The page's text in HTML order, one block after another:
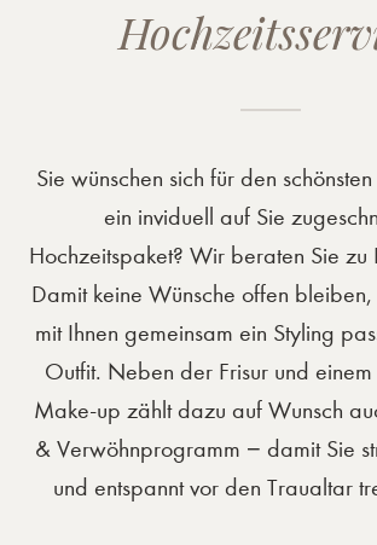
Sie wünschen sich für den
ein inviduell auf Sie
Hochzeitspaket? Wir beraten Sie zu
Damit keine Wünsche offen
mit Ihnen gemeinsam ein Styling
Outfit. Neben der Frisur und einem
Make-up zählt dazu auf Wunsch
& Verwöhnprogramm − damit Sie
und entspannt vor den Traualtar